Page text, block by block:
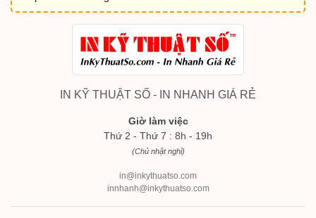
IN KỸ THUẬT SỐ - IN NHANH GIÁ RẺ
Giờ làm việc
Thứ 2 - Thứ 7 : 8h - 19h
(Chủ nhật nghỉ)
in@inkythuatso.com
innhanh@inkythuatso.com